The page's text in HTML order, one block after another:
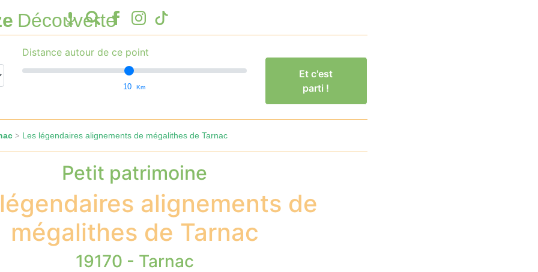
Découverte
Distance autour de ce point
10 Km
Et c'est
parti !
> Les légendaires alignements de mégalithes de Tarnac
Petit patrimoine
alignements de
mégalithes de Tarnac
19170 - Tarnac